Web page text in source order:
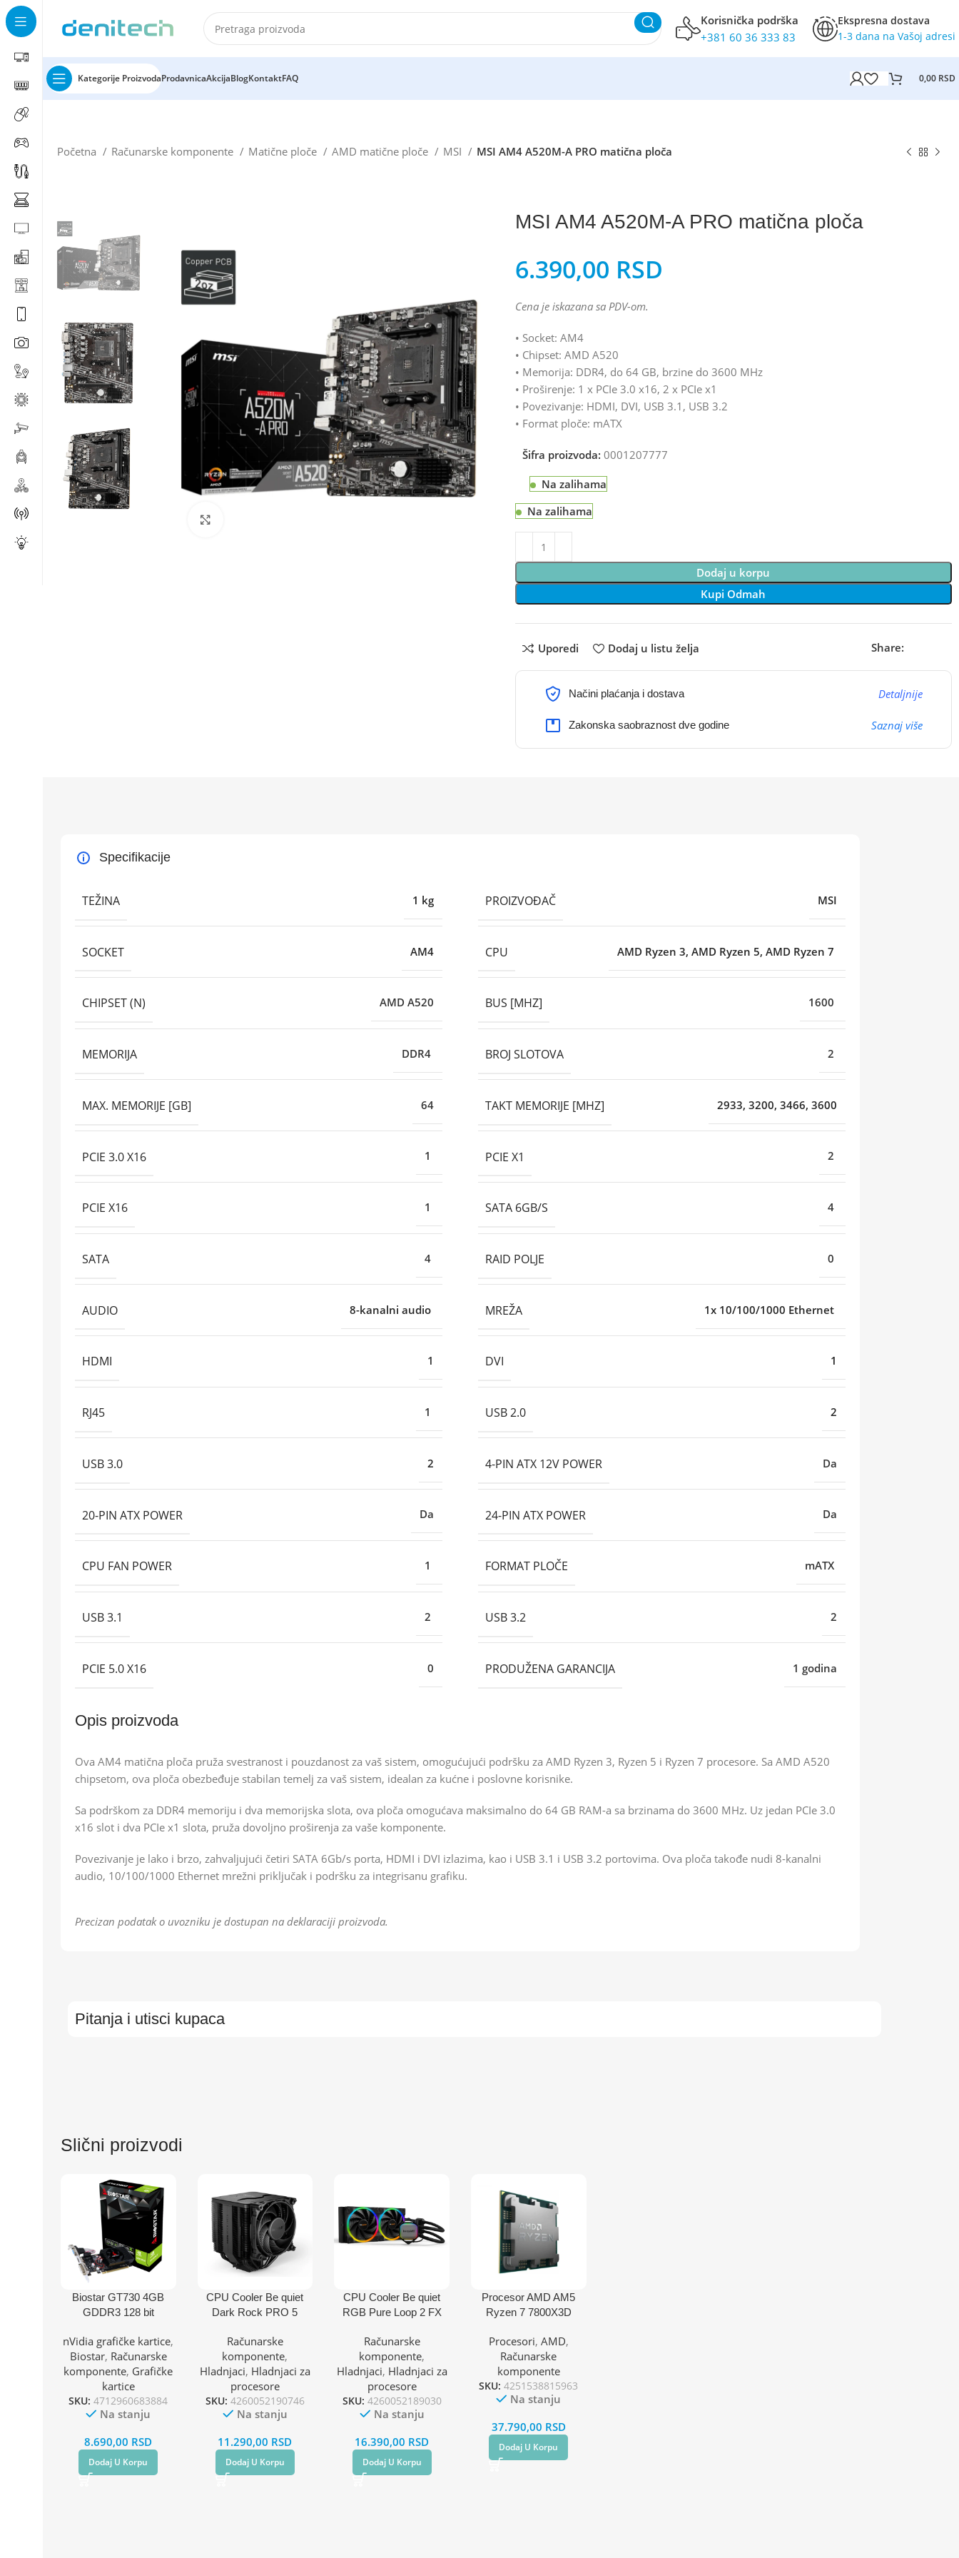
Korisnička podrška
+381 60 36 333 83
Ekspresna dostava
1-3 dana na Vašoj adresi
Kategorije ProizvodaProdavnicaAkcijaBlogKontaktFAQ 0,00 RSD
Početna Računarske komponente Matične ploče AMD matične ploče MSI MSI AM4 A520M-A PRO matična ploča
MSI AM4 A520M-A PRO matična ploča
6.390,00 RSD
Cena je iskazana sa PDV-om.
• Socket: AM4
• Chipset: AMD A520
• Memorija: DDR4, do 64 GB, brzine do 3600 MHz
• Proširenje: 1 x PCIe 3.0 x16, 2 x PCIe x1
• Povezivanje: HDMI, DVI, USB 3.1, USB 3.2
• Format ploče: mATX
Šifra proizvoda: 0001207777
Na zalihama
Na zalihama
Dodaj u korpu
Kupi Odmah
Uporedi Dodaj u listu želja Share:
Načini plaćanja i dostava Detaljnije
Zakonska saobraznost dve godine Saznaj više
Specifikacije
TEŽINA 1 kg PROIZVOĐAČ MSI
SOCKET AM4 CPU AMD Ryzen 3, AMD Ryzen 5, AMD Ryzen 7
CHIPSET (N) AMD A520 BUS [MHZ] 1600
MEMORIJA DDR4 BROJ SLOTOVA 2
MAX. MEMORIJE [GB] 64 TAKT MEMORIJE [MHZ] 2933, 3200, 3466, 3600
PCIE 3.0 X16 1 PCIE X1 2
PCIE X16 1 SATA 6GB/S 4
SATA 4 RAID POLJE 0
AUDIO 8-kanalni audio MREŽA 1x 10/100/1000 Ethernet
HDMI 1 DVI 1
RJ45 1 USB 2.0 2
USB 3.0 2 4-PIN ATX 12V POWER Da
20-PIN ATX POWER Da 24-PIN ATX POWER Da
CPU FAN POWER 1 FORMAT PLOČE mATX
USB 3.1 2 USB 3.2 2
PCIE 5.0 X16 0 PRODUŽENA GARANCIJA 1 godina
Opis proizvoda
Ova AM4 matična ploča pruža svestranost i pouzdanost za vaš sistem, omogućujući podršku za AMD Ryzen 3, Ryzen 5 i Ryzen 7 procesore. Sa AMD A520
chipsetom, ova ploča obezbeđuje stabilan temelj za vaš sistem, idealan za kućne i poslovne korisnike.
Sa podrškom za DDR4 memoriju i dva memorijska slota, ova ploča omogućava maksimalno do 64 GB RAM-a sa brzinama do 3600 MHz. Uz jedan PCIe 3.0
x16 slot i dva PCIe x1 slota, pruža dovoljno proširenja za vaše komponente.
Povezivanje je lako i brzo, zahvaljujući četiri SATA 6Gb/s porta, HDMI i DVI izlazima, kao i USB 3.1 i USB 3.2 portovima. Ova ploča takođe nudi 8-kanalni
audio, 10/100/1000 Ethernet mrežni priključak i podršku za integrisanu grafiku.
Precizan podatak o uvozniku je dostupan na deklaraciji proizvoda.
Pitanja i utisci kupaca
Slični proizvodi
Biostar GT730 4GB
GDDR3 128 bit
kartica
nVidia grafičke kartice,
Biostar, Računarske
komponente, Grafičke
kartice
SKU:4712960683884
Na stanju
8.690,00 RSD
Dodaj U Korpu
CPU Cooler Be quiet
Dark Rock PRO 5
(AM4,AM5,1151,1150,11
55,1200,1700)/TDP-
270W
Računarske
komponente,
Hladnjaci, Hladnjaci za
procesore
SKU: 4260052190746
Na stanju
11.290,00 RSD
Dodaj U Korpu
CPU Cooler Be quiet
RGB Pure Loop 2 FX
(AM4,AM5,1700,1200,2
066,1150,1151,1155,201
1)
Računarske
komponente,
Hladnjaci, Hladnjaci za
procesore
SKU: 4260052189030
Na stanju
16.390,00 RSD
Dodaj U Korpu
Procesor AMD AM5
Ryzen 7 7800X3D
Procesori, AMD,
Računarske
komponente
SKU:4251538815963
Na stanju
37.790,00 RSD
Dodaj U Korpu